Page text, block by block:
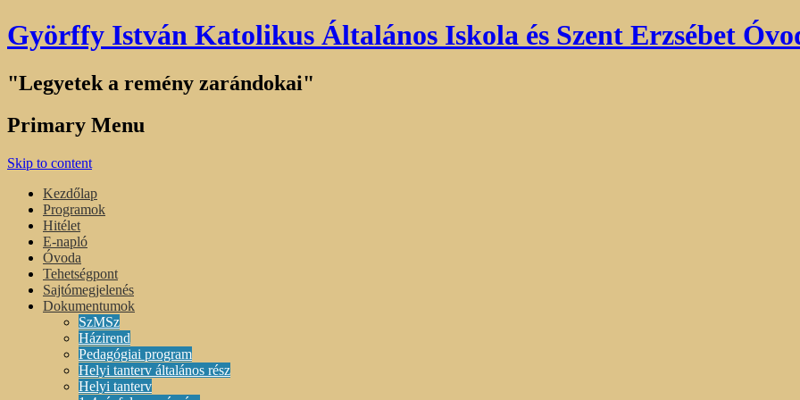
Györffy István Katolikus Általános Iskola és Szent Erzsébet
"Legyetek a remény zarándokai"
Primary Menu
Skip to content
Kezdőlap
Programok
Hitélet
E-napló
Óvoda
Tehetségpont
Sajtómegjelenés
Dokumentumok
SzMSz
Házirend
Pedagógiai program
Helyi tanterv általános rész
Helyi tanterv